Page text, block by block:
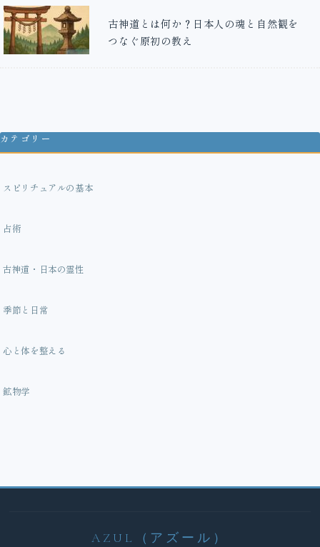
古神道とは何か？日本人の魂と自然観を
つなぐ原初の教え
カテゴリー
スピリチュアルの基本
占術
古神道・日本の霊性
季節と日常
心と体を整える
鉱物学
AZUL（アズール）